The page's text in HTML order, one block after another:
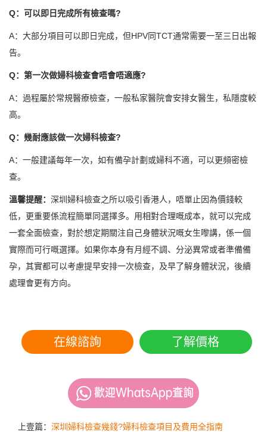
Q：可以即日完成所有檢查嗎?
A：大部分項目可以即日完成，但HPV同TCT通常需要一至三日出報
告。
Q：第一次做婦科檢查會唔會唔適應?
A：過程屬於常規醫療檢查，一般私家醫院會安排女醫生，私隱度較
高。
Q：幾耐應該做一次婦科檢查?
A：一般建議每年一次，如有備孕計劃或婦科不適，可以更頻密檢
查。
溫馨提醒： 深圳婦科檢查之所以吸引香港人，唔單止因為價錢較
低，更重要係流程簡單同選擇多。用相對合理嘅成本，就可以完成
一套全面檢查，對於想定期關注自己身體狀況嘅女生嚟講，係一個
實際而可行嘅選擇。如果你本身有月經不調、分泌異常或者準備備
孕，其實都可以考慮提早安排一次檢查，及早了解身體狀況，後續
處理會更有方向。
在線諮詢 了解價格
上壹篇： 深圳婦科檢查幾錢?婦科檢查項目及費用全指南